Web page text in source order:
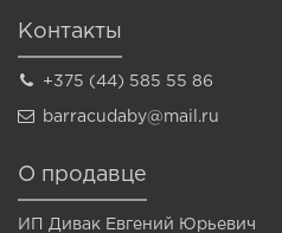
Контакты
+375 (44) 585 55 86
barracudaby@mail.ru
О продавце
ИП Дивак Евгений Юрьевич